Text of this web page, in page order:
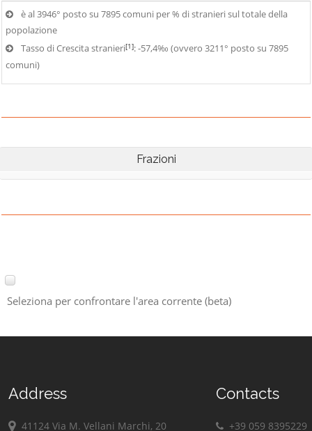
è al 3946° posto su 7895 comuni per % di stranieri sul totale della
popolazione
Tasso di Crescita stranieri[1]: -57,4‰ (ovvero 3211° posto su 7895
comuni)
Frazioni
Seleziona per confrontare l'area corrente (beta)
Address
41124 Via M. Vellani Marchi, 20
Contacts
+39 059 8395229